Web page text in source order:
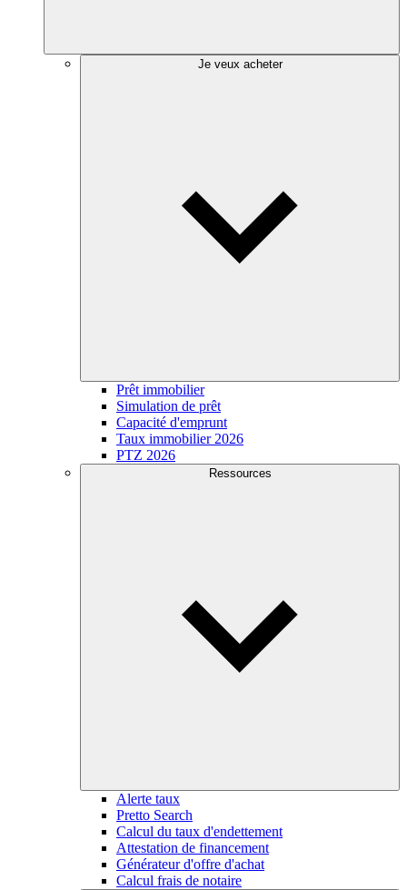
Je veux acheter
Prêt immobilier
Simulation de prêt
Capacité d'emprunt
Taux immobilier 2026
PTZ 2026
Ressources
Alerte taux
Pretto Search
Calcul du taux d'endettement
Attestation de financement
Générateur d'offre d'achat
Calcul frais de notaire